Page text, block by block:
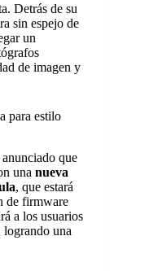
Detrás de su
sin espejo de
un
de imagen y
para estilo
que
una nueva
, que estará
de firmware
a los usuarios
logrando una